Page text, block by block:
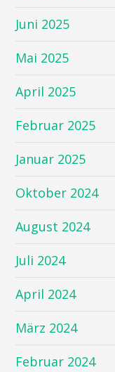
Juni 2025
Mai 2025
April 2025
Februar 2025
Januar 2025
Oktober 2024
August 2024
Juli 2024
April 2024
März 2024
Februar 2024